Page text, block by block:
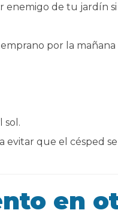
de tu jardín
por la mañana
sol.
que el césped
en